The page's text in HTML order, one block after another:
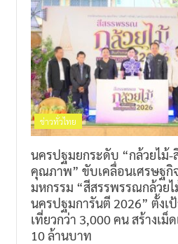
ข่าวทั่วไทย
นครปฐมยกระดับ “กล้วยไม้-
คุณภาพ” ขับเคลื่อนเศรษฐกิ
มหกรรม “สีสรรพรรณกล้วย
นครปฐมการันตี 2026” ตั้งเ
เที่ยวกว่า 3,000 คน สร้างเม็
10 ล้านบาท